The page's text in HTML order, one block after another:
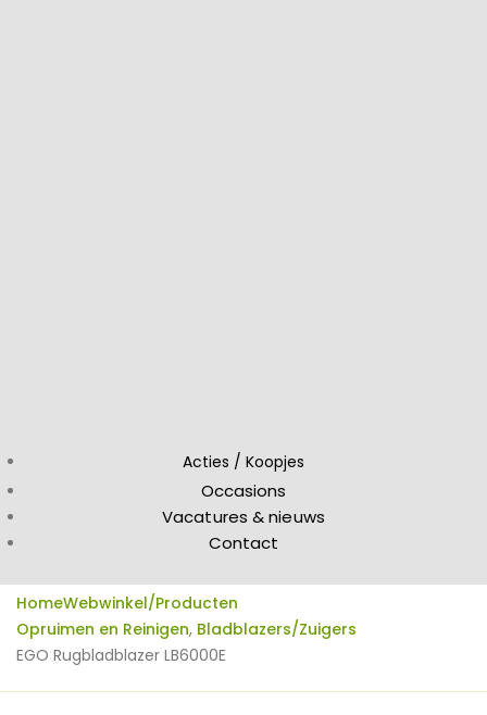
Acties / Koopjes
Occasions
Vacatures & nieuws
Contact
HomeWebwinkel/Producten
Opruimen en Reinigen, Bladblazers/Zuigers
EGO Rugbladblazer LB6000E